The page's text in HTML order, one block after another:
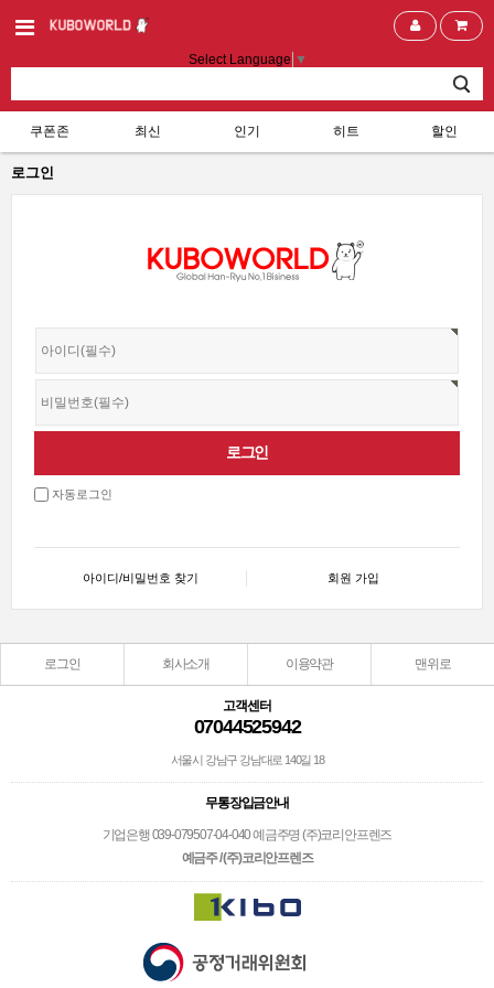
Select Language ▼
쿠폰존 최신 인기 히트 할인
로그인
자동로그인
아이디/비밀번호 찾기 회원 가입
로그인 회사소개 이용약관 맨위로
고객센터
07044525942
서울시 강남구 강남대로 140길 18
무통장입금안내
기업은행 039-079507-04-040 예금주명 (주)코리안프렌즈
예금주 / (주)코리안프렌즈